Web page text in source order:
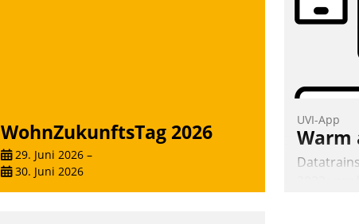
WohnZukunftsTag 2026
29. Juni 2026 –
30. Juni 2026
UVI-App
Warm